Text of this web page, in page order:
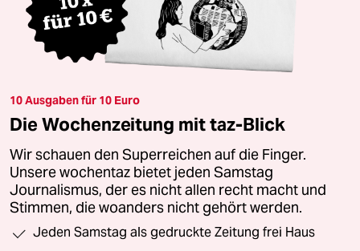
10 Ausgaben für 10 Euro
Die Wochenzeitung mit taz-Blick
Wir schauen den Superreichen auf die Finger.
Unsere wochentaz bietet jeden Samstag
Journalismus, der es nicht allen recht macht und
Stimmen, die woanders nicht gehört werden.
Jeden Samstag als gedruckte Zeitung frei Haus